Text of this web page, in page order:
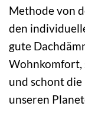
Methode von
den
gute
Wohnkomfort,
und schont
unseren